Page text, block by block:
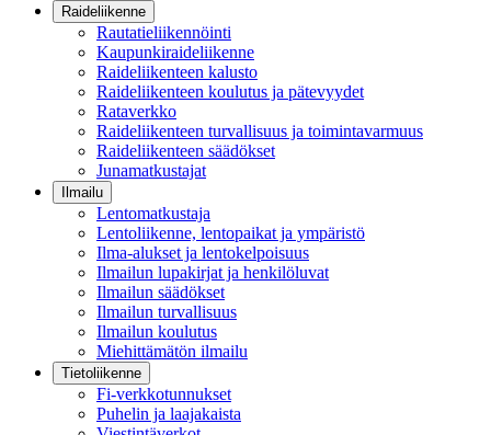
Raideliikenne
Rautatieliikennöinti
Kaupunkiraideliikenne
Raideliikenteen kalusto
Raideliikenteen koulutus ja pätevyydet
Rataverkko
Raideliikenteen turvallisuus ja toimintavarmuus
Raideliikenteen säädökset
Junamatkustajat
Ilmailu
Lentomatkustaja
Lentoliikenne, lentopaikat ja ympäristö
Ilma-alukset ja lentokelpoisuus
Ilmailun lupakirjat ja henkilöluvat
Ilmailun säädökset
Ilmailun turvallisuus
Ilmailun koulutus
Miehittämätön ilmailu
Tietoliikenne
Fi-verkkotunnukset
Puhelin ja laajakaista